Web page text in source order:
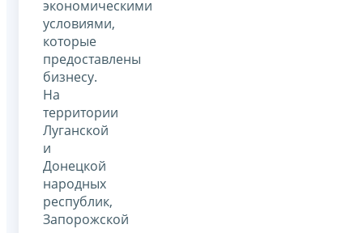
экономическими
условиями,
которые
предоставлены
бизнесу.
На
территории
Луганской
и
Донецкой
народных
республик,
Запорожской